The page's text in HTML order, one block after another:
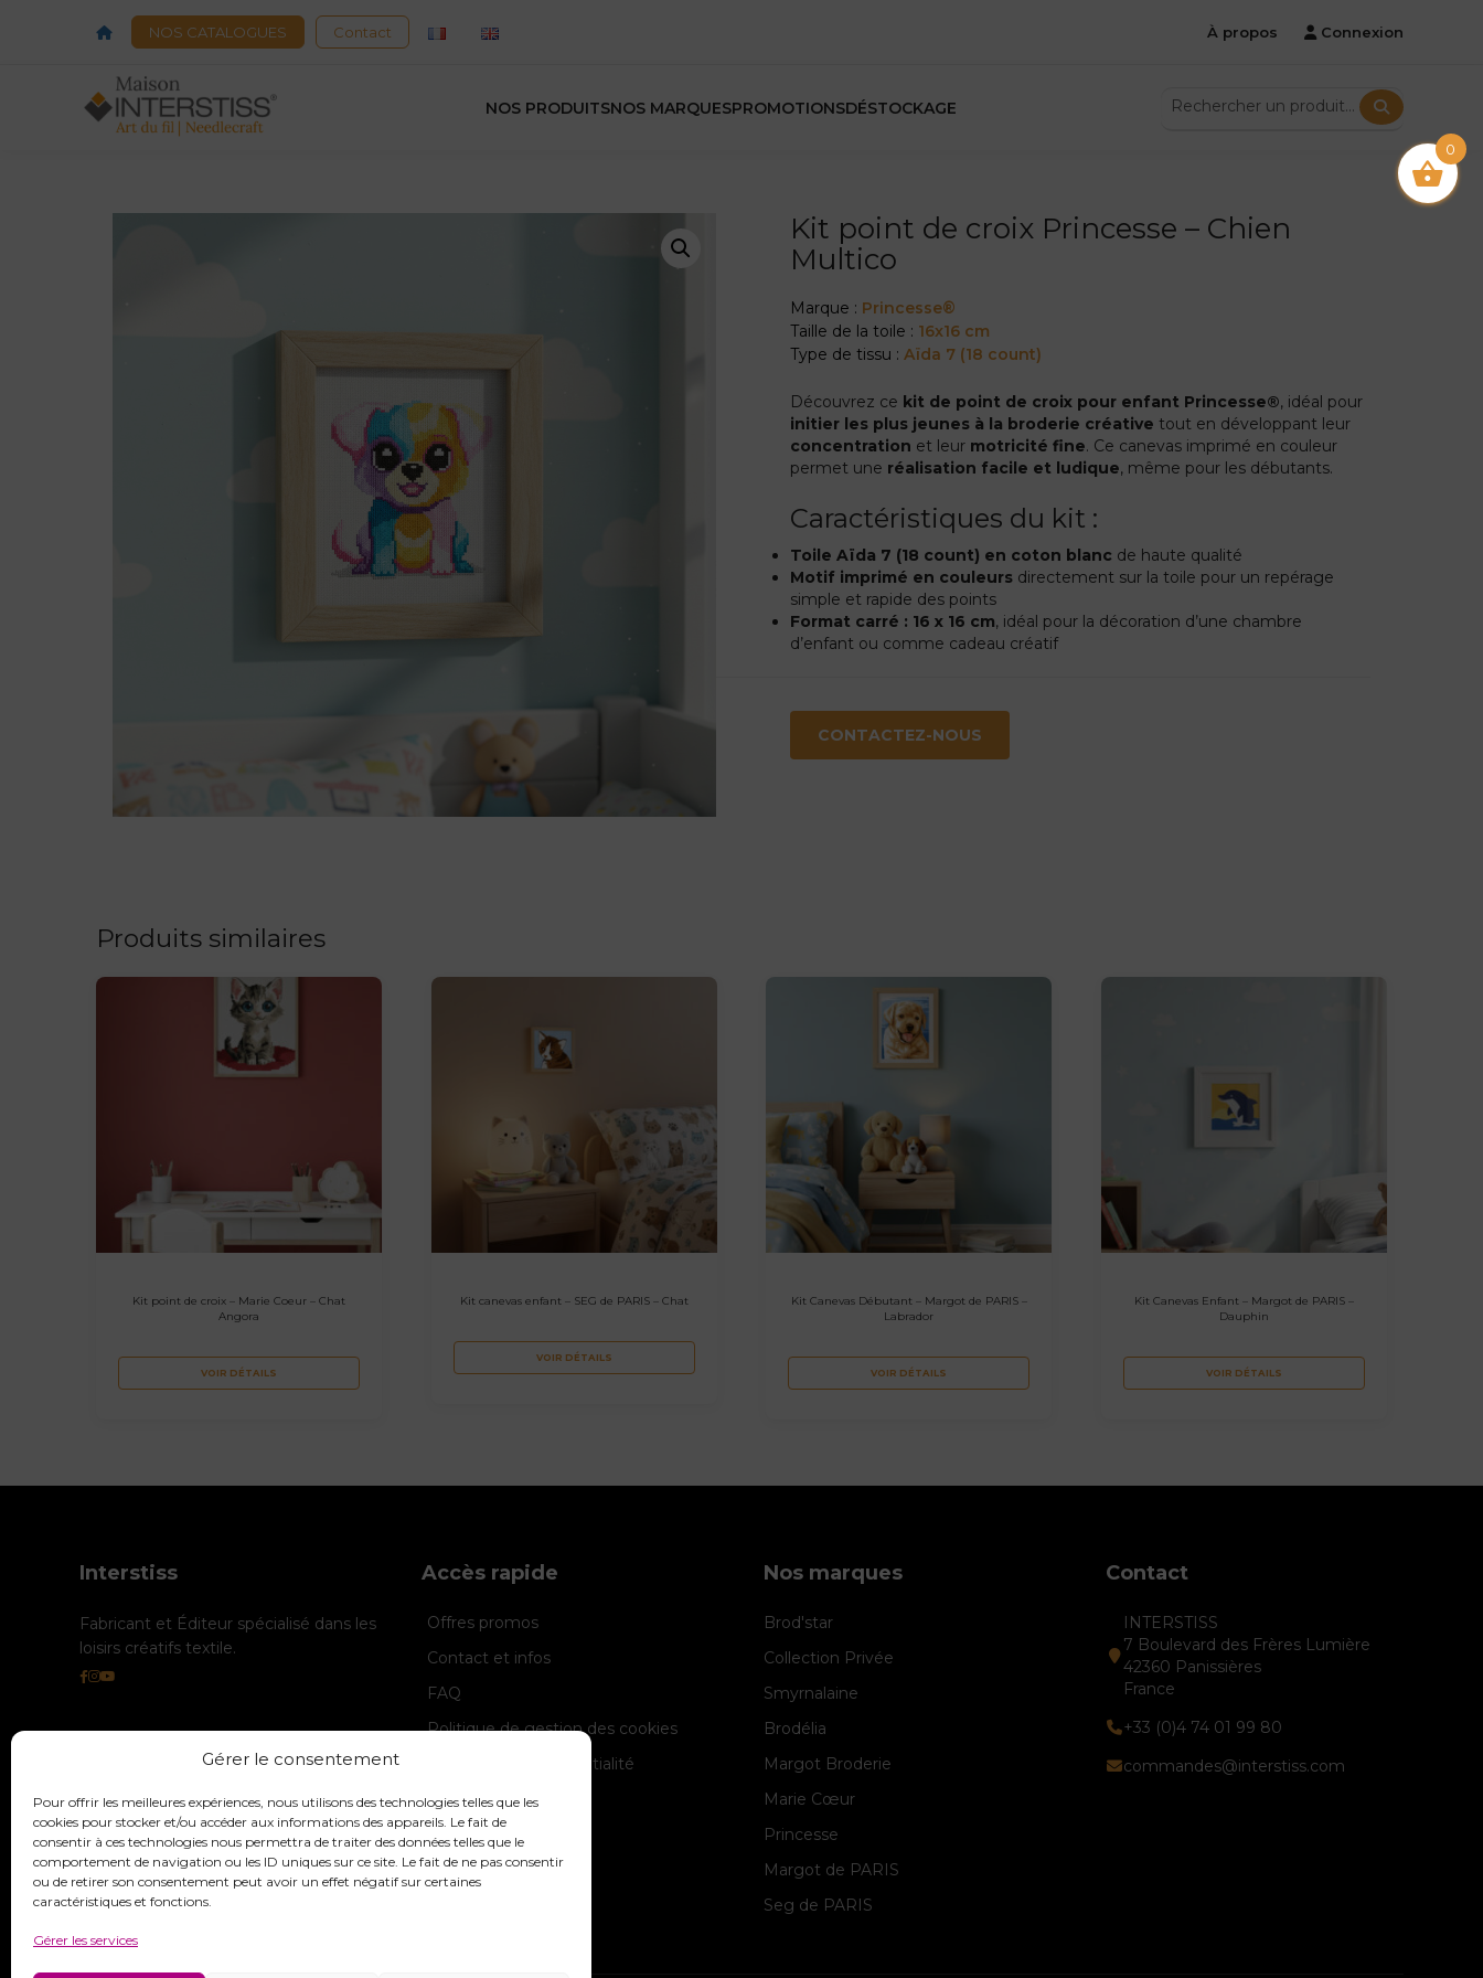
Gérer le consentement
Pour offrir les meilleures expériences, nous utilisons des technologies telles que les
cookies pour stocker et/ou accéder aux informations des appareils. Le fait de
consentir à ces technologies nous permettra de traiter des données telles que le
comportement de navigation ou les ID uniques sur ce site. Le fait de ne pas consentir
ou de retirer son consentement peut avoir un effet négatif sur certaines
caractéristiques et fonctions.
Gérer les services
AcceuilNOS CATALOGUES Contact À propos Connexion
NOS PRODUITSNOS MARQUESPROMOTIONSDÉSTOCKAGE
Kit point de croix Princesse – Chien
Multico
Marque : Princesse®
Taille de la toile : 16x16 cm
Type de tissu :Aïda 7 (18 count)
Découvrez ce kit de point de croix pour enfant Princesse®, idéal pour
initier les plus jeunes à la broderie créative tout en développant leur
concentration et leur motricité fine. Ce canevas imprimé en couleur
permet une réalisation facile et ludique, même pour les débutants.
Caractéristiques du kit :
Toile Aïda 7 (18 count) en coton blanc de haute qualité
Motif imprimé en couleurs directement sur la toile pour un repérage
simple et rapide des points
Format carré : 16 x 16 cm, idéal pour la décoration d’une chambre
d’enfant ou comme cadeau créatif
CONTACTEZ-NOUS
Produits similaires
Kit point de croix – Marie Coeur – Chat
Angora
VOIR DÉTAILS
Kit canevas enfant – SEG de PARIS – Chat
VOIR DÉTAILS
Kit Canevas Débutant – Margot de PARIS –
Labrador
VOIR DÉTAILS
Kit Canevas Enfant – Margot de PARIS –
Dauphin
VOIR DÉTAILS
Interstiss
Fabricant et Éditeur spécialisé dans les
loisirs créatifs textile.
Accès rapide
Offres promos
Contact et infos
FAQ
Politique de gestion des cookies
Politique de confidentialité
Mentions légales
Nos marques
Brod'star
Collection Privée
Smyrnalaine
Brodélia
Margot Broderie
Marie Cœur
Princesse
Margot de PARIS
Seg de PARIS
Contact
INTERSTISS
7 Boulevard des Frères Lumière
42360 Panissières
France
+33 (0)4 74 01 99 80
commandes@interstiss.com
0